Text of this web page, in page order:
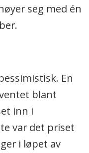
seg med én
En
blant
inn i
var det priset
i løpet av